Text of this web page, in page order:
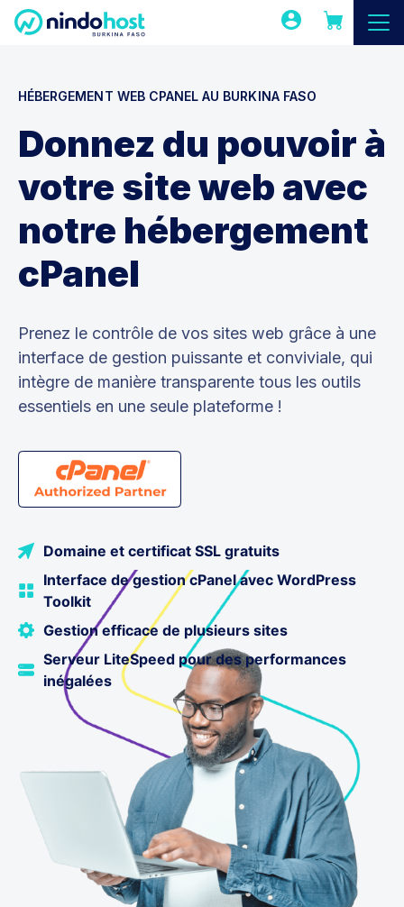
HÉBERGEMENT WEB CPANEL AU BURKINA FASO
Donnez du pouvoir à
votre site web avec
notre hébergement
cPanel
Prenez le contrôle de vos sites web grâce à une
interface de gestion puissante et conviviale, qui
intègre de manière transparente tous les outils
essentiels en une seule plateforme !
Domaine et certificat SSL gratuits
Interface de gestion cPanel avec WordPress
Toolkit
Gestion efficace de plusieurs sites
Serveur LiteSpeed pour des performances
inégalées